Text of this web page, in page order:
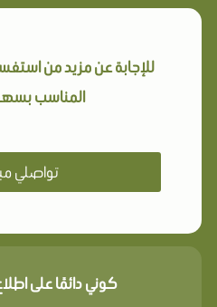
للإجابة عن مزيد من
المناسب
تواصلي
كوني دائمًا على